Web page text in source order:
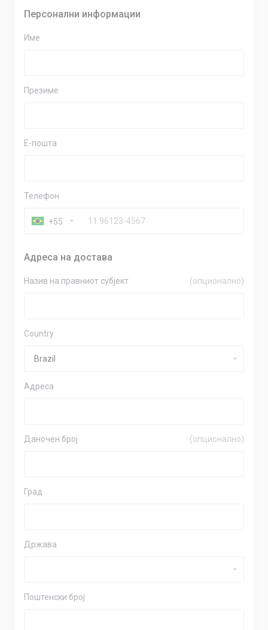
Персонални информации
Име
Презиме
E-пошта
Телефон
+55
Адреса на достава
Назив на правниот субјект (опционално)
Country
Адреса
Даночен број (опционално)
Град
Држава
Поштенски број